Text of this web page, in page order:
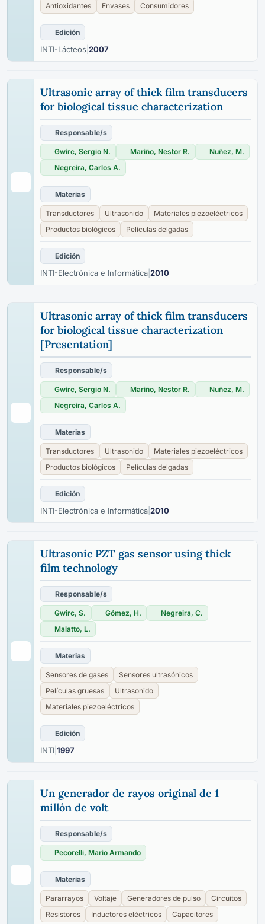
Antioxidantes
Envases Consumidores
Edición
INTI-Lácteos 2007
Ultrasonic array of thick film transducers
for biological tissue characterization
Responsable/s
Gwirc, Sergio N. Mariño, Nestor R.
Nuñez, M.
Negreira, Carlos A.
Materias
Transductores Ultrasonido
Materiales piezoeléctricos
Productos biológicos
Películas delgadas
Edición
INTI-Electrónica e Informática 2010
Ultrasonic array of thick film transducers
for biological tissue characterization
[Presentation]
Responsable/s
Gwirc, Sergio N. Mariño, Nestor R.
Nuñez, M.
Negreira, Carlos A.
Materias
Transductores Ultrasonido
Materiales piezoeléctricos
Productos biológicos
Películas delgadas
Edición
INTI-Electrónica e Informática 2010
Ultrasonic PZT gas sensor using thick
film technology
Responsable/s
Gwirc, S. Gómez, H.
Negreira, C.
Malatto, L.
Materias
Sensores de gases
Sensores ultrasónicos
Películas gruesas
Ultrasonido
Materiales piezoeléctricos
Edición
INTI 1997
Un generador de rayos original de 1
millón de volt
Responsable/s
Pecorelli, Mario Armando
Materias
Pararrayos Voltaje Generadores de pulso
Circuitos
Resistores
Inductores eléctricos Capacitores